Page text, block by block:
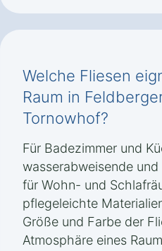
Welche Fliesen
Raum in
Tornowhof?
Für Badezimmer und
wasserabweisende
für Wohn- und
pflegeleichte
Größe und Farbe der
Atmosphäre eines